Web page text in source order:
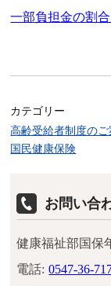
一部負担金の割
カテゴリー
高齢受給者制度のご
国民健康保険
お問い合
健康福祉部国保
電話: 0547-36-